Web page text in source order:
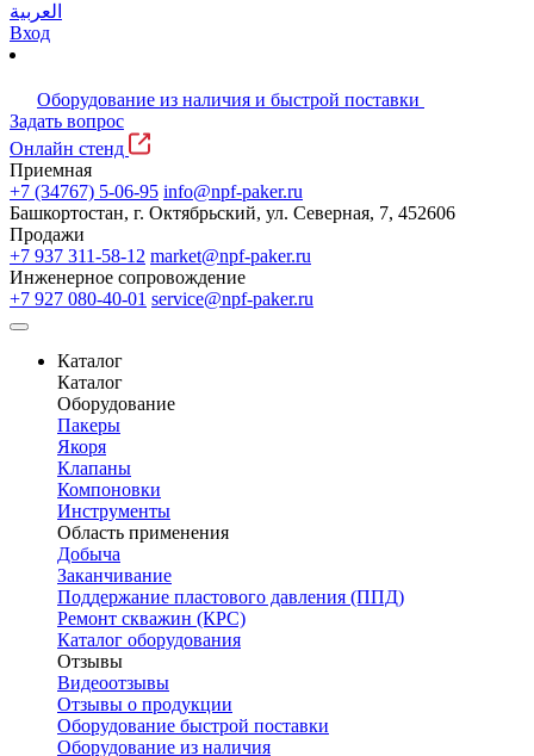
العربية
Вход
Оборудование из наличия и быстрой поставки
Задать вопрос
Онлайн стенд
Приемная
+7 (34767) 5-06-95 info@npf-paker.ru
Башкортостан, г. Октябрьский, ул. Северная, 7, 452606
Продажи
+7 937 311-58-12 market@npf-paker.ru
Инженерное сопровождение
+7 927 080-40-01 service@npf-paker.ru
Каталог
Каталог
Оборудование
Пакеры
Якоря
Клапаны
Компоновки
Инструменты
Область применения
Добыча
Заканчивание
Поддержание пластового давления (ППД)
Ремонт скважин (КРС)
Каталог оборудования
Отзывы
Видеоотзывы
Отзывы о продукции
Оборудование быстрой поставки
Оборудование из наличия